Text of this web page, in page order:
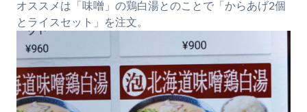
オススメは「味噌」の鶏白湯とのことで「からあげ2個
とライスセット」を注文。